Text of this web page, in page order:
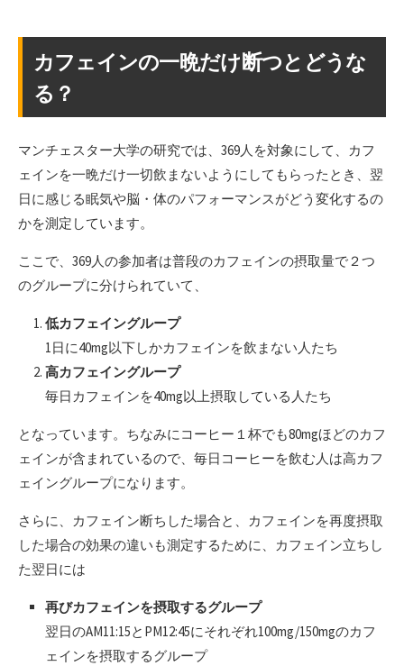
カフェインの一晩だけ断つとどうな
る？
マンチェスター大学の研究では、369人を対象にして、カフ
ェインを一晩だけ一切飲まないようにしてもらったとき、翌
日に感じる眠気や脳・体のパフォーマンスがどう変化するの
かを測定しています。
ここで、369人の参加者は普段のカフェインの摂取量で２つ
のグループに分けられていて、
低カフェイングループ
1日に40mg以下しかカフェインを飲まない人たち
高カフェイングループ
毎日カフェインを40mg以上摂取している人たち
となっています。ちなみにコーヒー１杯でも80mgほどのカフ
ェインが含まれているので、毎日コーヒーを飲む人は高カフ
ェイングループになります。
さらに、カフェイン断ちした場合と、カフェインを再度摂取
した場合の効果の違いも測定するために、カフェイン立ちし
た翌日には
再びカフェインを摂取するグループ
翌日のAM11:15とPM12:45にそれぞれ100mg/150mgのカフ
ェインを摂取するグループ